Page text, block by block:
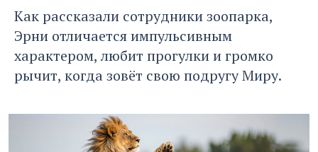
Как рассказали сотрудники зоопарка,
Эрни отличается импульсивным
характером, любит прогулки и громко
рычит, когда зовёт свою подругу Миру.